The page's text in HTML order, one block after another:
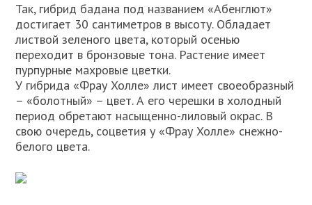
Так, гибрид бадана под названием «Абенглют»
достигает 30 сантиметров в высоту. Обладает
листвой зеленого цвета, который осенью
переходит в бронзовые тона. Растение имеет
пурпурные махровые цветки.
У гибрида «Фрау Холле» лист имеет своеобразный
– «болотный» – цвет. А его черешки в холодный
период обретают насыщенно-лиловый окрас. В
свою очередь, соцветия у «Фрау Холле» снежно-
белого цвета.